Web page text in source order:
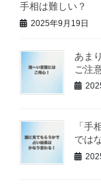
手相は難しい？
2025年9月19日
あま
ご注
「手
では